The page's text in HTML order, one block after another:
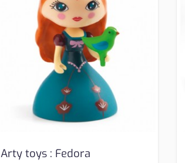
Arty toys : Fedora